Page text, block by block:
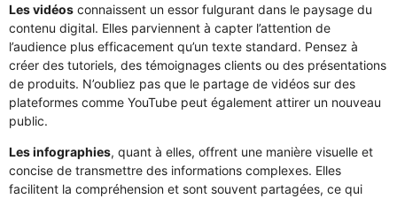
Les vidéos connaissent un essor fulgurant dans le paysage du
contenu digital. Elles parviennent à capter l’attention de
l’audience plus efficacement qu’un texte standard. Pensez à
créer des tutoriels, des témoignages clients ou des présentations
de produits. N’oubliez pas que le partage de vidéos sur des
plateformes comme YouTube peut également attirer un nouveau
public.
Les infographies, quant à elles, offrent une manière visuelle et
concise de transmettre des informations complexes. Elles
facilitent la compréhension et sont souvent partagées, ce qui